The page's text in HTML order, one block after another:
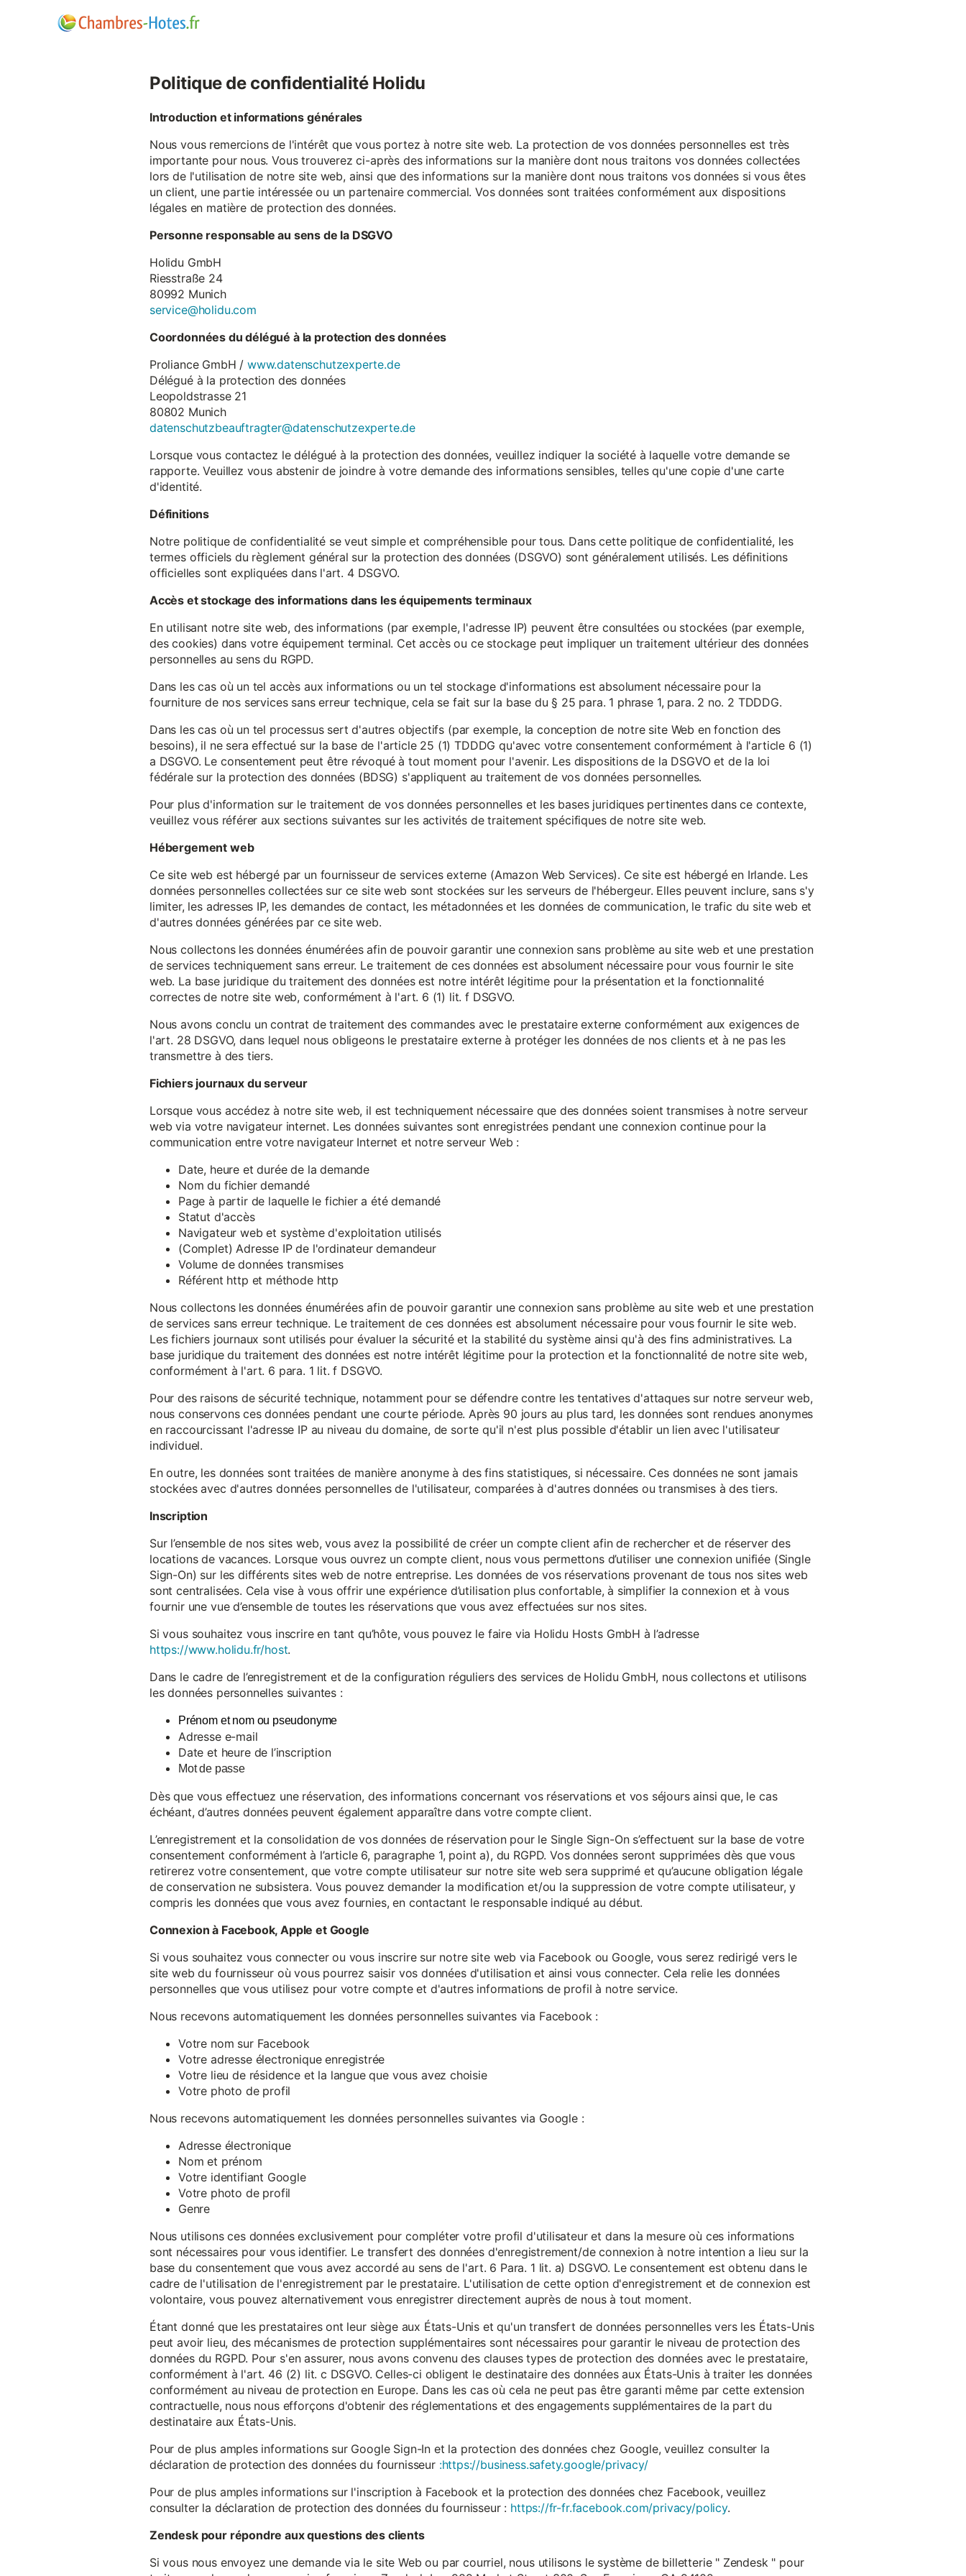
Politique de confidentialité Holidu
Introduction et informations générales
Nous vous remercions de l'intérêt que vous portez à notre site web. La protection de vos données personnelles est très
importante pour nous. Vous trouverez ci-après des informations sur la manière dont nous traitons vos données collectées
lors de l'utilisation de notre site web, ainsi que des informations sur la manière dont nous traitons vos données si vous êtes
un client, une partie intéressée ou un partenaire commercial. Vos données sont traitées conformément aux dispositions
légales en matière de protection des données.
Personne responsable au sens de la DSGVO
Holidu GmbH
Riesstraße 24
80992 Munich
service@holidu.com
Coordonnées du délégué à la protection des données
Proliance GmbH /www.datenschutzexperte.de
Délégué à la protection des données
Leopoldstrasse 21
80802 Munich
datenschutzbeauftragter@datenschutzexperte.de
Lorsque vous contactez le délégué à la protection des données, veuillez indiquer la société à laquelle votre demande se
rapporte. Veuillez vous abstenir de joindre à votre demande des informations sensibles, telles qu'une copie d'une carte
d'identité.
Définitions
Notre politique de confidentialité se veut simple et compréhensible pour tous. Dans cette politique de confidentialité, les
termes officiels du règlement général sur la protection des données (DSGVO) sont généralement utilisés. Les définitions
officielles sont expliquées dans l'art. 4 DSGVO.
Accès et stockage des informations dans les équipements terminaux
En utilisant notre site web, des informations (par exemple, l'adresse IP) peuvent être consultées ou stockées (par exemple,
des cookies) dans votre équipement terminal. Cet accès ou ce stockage peut impliquer un traitement ultérieur des données
personnelles au sens du RGPD.
Dans les cas où un tel accès aux informations ou un tel stockage d'informations est absolument nécessaire pour la
fourniture de nos services sans erreur technique, cela se fait sur la base du § 25 para. 1 phrase 1, para. 2 no. 2 TDDDG.
Dans les cas où un tel processus sert d'autres objectifs (par exemple, la conception de notre site Web en fonction des
besoins), il ne sera effectué sur la base de l'article 25 (1) TDDDG qu'avec votre consentement conformément à l'article 6 (1)
a DSGVO. Le consentement peut être révoqué à tout moment pour l'avenir. Les dispositions de la DSGVO et de la loi
fédérale sur la protection des données (BDSG) s'appliquent au traitement de vos données personnelles.
Pour plus d'information sur le traitement de vos données personnelles et les bases juridiques pertinentes dans ce contexte,
veuillez vous référer aux sections suivantes sur les activités de traitement spécifiques de notre site web.
Hébergement web
Ce site web est hébergé par un fournisseur de services externe (Amazon Web Services). Ce site est hébergé en Irlande. Les
données personnelles collectées sur ce site web sont stockées sur les serveurs de l'hébergeur. Elles peuvent inclure, sans s'y
limiter, les adresses IP, les demandes de contact, les métadonnées et les données de communication, le trafic du site web et
d'autres données générées par ce site web.
Nous collectons les données énumérées afin de pouvoir garantir une connexion sans problème au site web et une prestation
de services techniquement sans erreur. Le traitement de ces données est absolument nécessaire pour vous fournir le site
web. La base juridique du traitement des données est notre intérêt légitime pour la présentation et la fonctionnalité
correctes de notre site web, conformément à l'art. 6 (1) lit. f DSGVO.
Nous avons conclu un contrat de traitement des commandes avec le prestataire externe conformément aux exigences de
l'art. 28 DSGVO, dans lequel nous obligeons le prestataire externe à protéger les données de nos clients et à ne pas les
transmettre à des tiers.
Fichiers journaux du serveur
Lorsque vous accédez à notre site web, il est techniquement nécessaire que des données soient transmises à notre serveur
web via votre navigateur internet. Les données suivantes sont enregistrées pendant une connexion continue pour la
communication entre votre navigateur Internet et notre serveur Web :
Date, heure et durée de la demande
Nom du fichier demandé
Page à partir de laquelle le fichier a été demandé
Statut d'accès
Navigateur web et système d'exploitation utilisés
(Complet) Adresse IP de l'ordinateur demandeur
Volume de données transmises
Référent http et méthode http
Nous collectons les données énumérées afin de pouvoir garantir une connexion sans problème au site web et une prestation
de services sans erreur technique. Le traitement de ces données est absolument nécessaire pour vous fournir le site web.
Les fichiers journaux sont utilisés pour évaluer la sécurité et la stabilité du système ainsi qu'à des fins administratives. La
base juridique du traitement des données est notre intérêt légitime pour la protection et la fonctionnalité de notre site web,
conformément à l'art. 6 para. 1 lit. f DSGVO.
Pour des raisons de sécurité technique, notamment pour se défendre contre les tentatives d'attaques sur notre serveur web,
nous conservons ces données pendant une courte période. Après 90 jours au plus tard, les données sont rendues anonymes
en raccourcissant l'adresse IP au niveau du domaine, de sorte qu'il n'est plus possible d'établir un lien avec l'utilisateur
individuel.
En outre, les données sont traitées de manière anonyme à des fins statistiques, si nécessaire. Ces données ne sont jamais
stockées avec d'autres données personnelles de l'utilisateur, comparées à d'autres données ou transmises à des tiers.
Inscription
Sur l’ensemble de nos sites web, vous avez la possibilité de créer un compte client afin de rechercher et de réserver des
locations de vacances. Lorsque vous ouvrez un compte client, nous vous permettons d’utiliser une connexion unifiée (Single
Sign-On) sur les différents sites web de notre entreprise. Les données de vos réservations provenant de tous nos sites web
sont centralisées. Cela vise à vous offrir une expérience d’utilisation plus confortable, à simplifier la connexion et à vous
fournir une vue d’ensemble de toutes les réservations que vous avez effectuées sur nos sites.
Si vous souhaitez vous inscrire en tant qu’hôte, vous pouvez le faire via Holidu Hosts GmbH à l’adresse
https://www.holidu.fr/host.
Dans le cadre de l’enregistrement et de la configuration réguliers des services de Holidu GmbH, nous collectons et utilisons
les données personnelles suivantes :
Prénom et nom ou pseudonyme
Adresse e-mail
Date et heure de l’inscription
Mot de passe
Dès que vous effectuez une réservation, des informations concernant vos réservations et vos séjours ainsi que, le cas
échéant, d’autres données peuvent également apparaître dans votre compte client.
L’enregistrement et la consolidation de vos données de réservation pour le Single Sign-On s’effectuent sur la base de votre
consentement conformément à l’article 6, paragraphe 1, point a), du RGPD. Vos données seront supprimées dès que vous
retirerez votre consentement, que votre compte utilisateur sur notre site web sera supprimé et qu’aucune obligation légale
de conservation ne subsistera. Vous pouvez demander la modification et/ou la suppression de votre compte utilisateur, y
compris les données que vous avez fournies, en contactant le responsable indiqué au début.
Connexion à Facebook, Apple et Google
Si vous souhaitez vous connecter ou vous inscrire sur notre site web via Facebook ou Google, vous serez redirigé vers le
site web du fournisseur où vous pourrez saisir vos données d'utilisation et ainsi vous connecter. Cela relie les données
personnelles que vous utilisez pour votre compte et d'autres informations de profil à notre service.
Nous recevons automatiquement les données personnelles suivantes via Facebook :
Votre nom sur Facebook
Votre adresse électronique enregistrée
Votre lieu de résidence et la langue que vous avez choisie
Votre photo de profil
Nous recevons automatiquement les données personnelles suivantes via Google :
Adresse électronique
Nom et prénom
Votre identifiant Google
Votre photo de profil
Genre
Nous utilisons ces données exclusivement pour compléter votre profil d'utilisateur et dans la mesure où ces informations
sont nécessaires pour vous identifier. Le transfert des données d'enregistrement/de connexion à notre intention a lieu sur la
base du consentement que vous avez accordé au sens de l'art. 6 Para. 1 lit. a) DSGVO. Le consentement est obtenu dans le
cadre de l'utilisation de l'enregistrement par le prestataire. L'utilisation de cette option d'enregistrement et de connexion est
volontaire, vous pouvez alternativement vous enregistrer directement auprès de nous à tout moment.
Étant donné que les prestataires ont leur siège aux États-Unis et qu'un transfert de données personnelles vers les États-Unis
peut avoir lieu, des mécanismes de protection supplémentaires sont nécessaires pour garantir le niveau de protection des
données du RGPD. Pour s'en assurer, nous avons convenu des clauses types de protection des données avec le prestataire,
conformément à l'art. 46 (2) lit. c DSGVO. Celles-ci obligent le destinataire des données aux États-Unis à traiter les données
conformément au niveau de protection en Europe. Dans les cas où cela ne peut pas être garanti même par cette extension
contractuelle, nous nous efforçons d'obtenir des réglementations et des engagements supplémentaires de la part du
destinataire aux États-Unis.
Pour de plus amples informations sur Google Sign-In et la protection des données chez Google, veuillez consulter la
déclaration de protection des données du fournisseur :https://business.safety.google/privacy/
Pour de plus amples informations sur l'inscription à Facebook et la protection des données chez Facebook, veuillez
consulter la déclaration de protection des données du fournisseur : https://fr-fr.facebook.com/privacy/policy.
Zendesk pour répondre aux questions des clients
Si vous nous envoyez une demande via le site Web ou par courriel, nous utilisons le système de billetterie " Zendesk " pour